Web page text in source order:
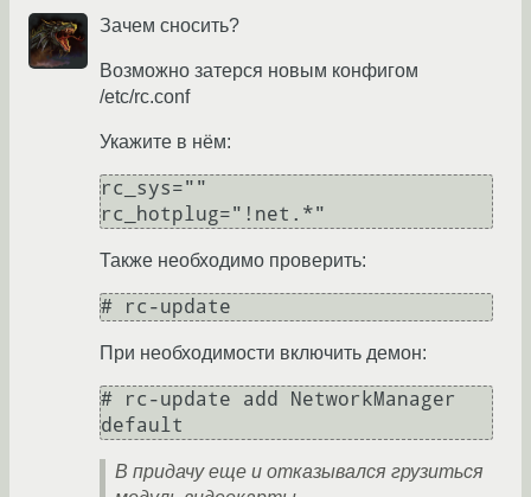
Зачем сносить?
Возможно затерся новым конфигом
/etc/rc.conf
Укажите в нём:
rc_sys=""
Также необходимо проверить:
При необходимости включить демон:
# rc-update add NetworkManager
В придачу еще и отказывался грузиться